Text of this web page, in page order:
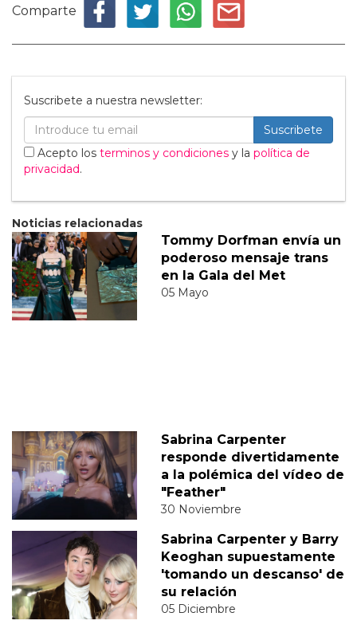
Comparte
Suscribete a nuestra newsletter:
Suscribete
Acepto los terminos y condiciones y la política de
privacidad.
Noticias relacionadas
Tommy Dorfman envía un
poderoso mensaje trans
en la Gala del Met
05 Mayo
Sabrina Carpenter
responde divertidamente
a la polémica del vídeo de
"Feather"
30 Noviembre
Sabrina Carpenter y Barry
Keoghan supuestamente
'tomando un descanso' de
su relación
05 Diciembre